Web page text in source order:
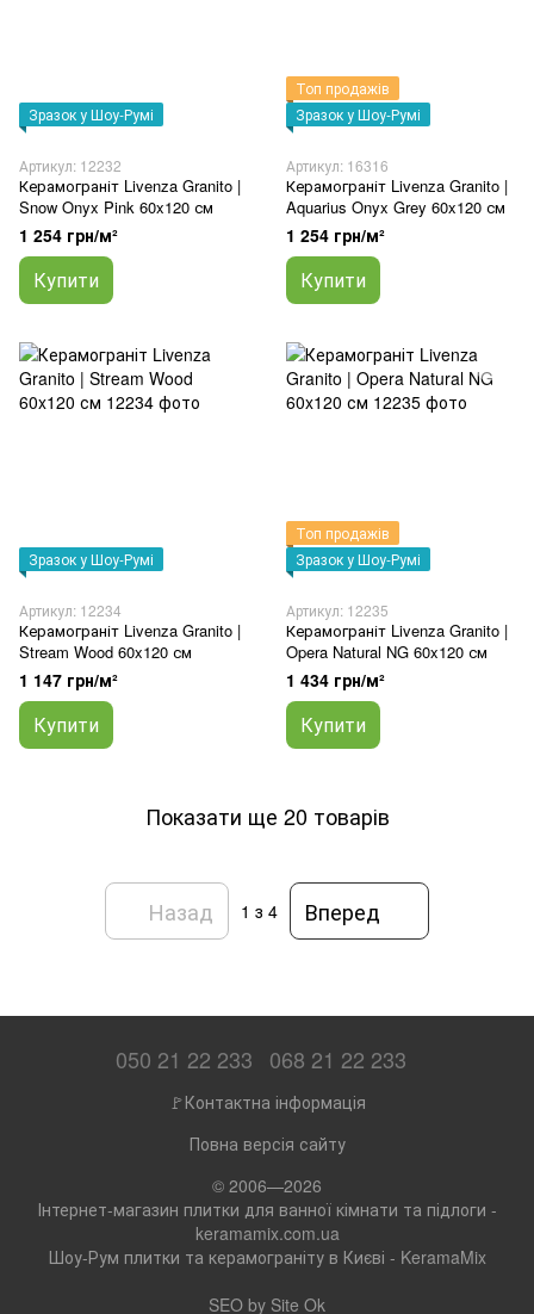
Зразок у Шоу-Румі
Артикул: 12232
Керамограніт Livenza Granito |
Snow Onyx Pink 60x120 см
1 254 грн/м²
Купити
Топ продажів
Зразок у Шоу-Румі
Артикул: 16316
Керамограніт Livenza Granito |
Aquarius Onyx Grey 60x120 см
1 254 грн/м²
Купити
Зразок у Шоу-Румі
Артикул: 12234
Керамограніт Livenza Granito |
Stream Wood 60x120 см
1 147 грн/м²
Купити
Топ продажів
Зразок у Шоу-Румі
Артикул: 12235
Керамограніт Livenza Granito |
Opera Natural NG 60x120 см
1 434 грн/м²
Купити
Показати ще 20 товарів
Назад 1 з 4 Вперед
050 21 22 233 068 21 22 233
🚩Контактна інформація
Повна версія сайту
© 2006—2026
Інтернет-магазин плитки для ванної кімнати та підлоги -
keramamix.com.ua
Шоу-Рум плитки та керамограніту в Києві - KeramaMix
SEO by Site Ok